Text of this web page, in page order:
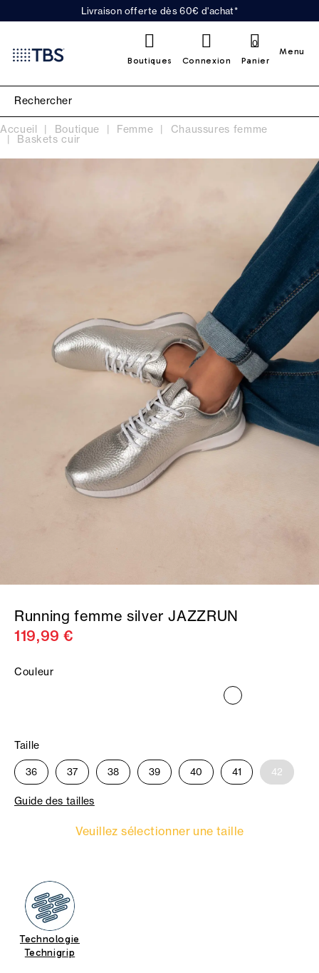
Livraison offerte dès 60€ d'achat*
Boutiques Connexion Panier
0
Menu
Accueil Boutique Femme Chaussures femme
Baskets cuir
Running femme silver JAZZRUN
119,99 €
Couleur
Taille
36 37 38 39 40 41 42
Guide des tailles
Veuillez sélectionner une taille
Technologie
Technigrip